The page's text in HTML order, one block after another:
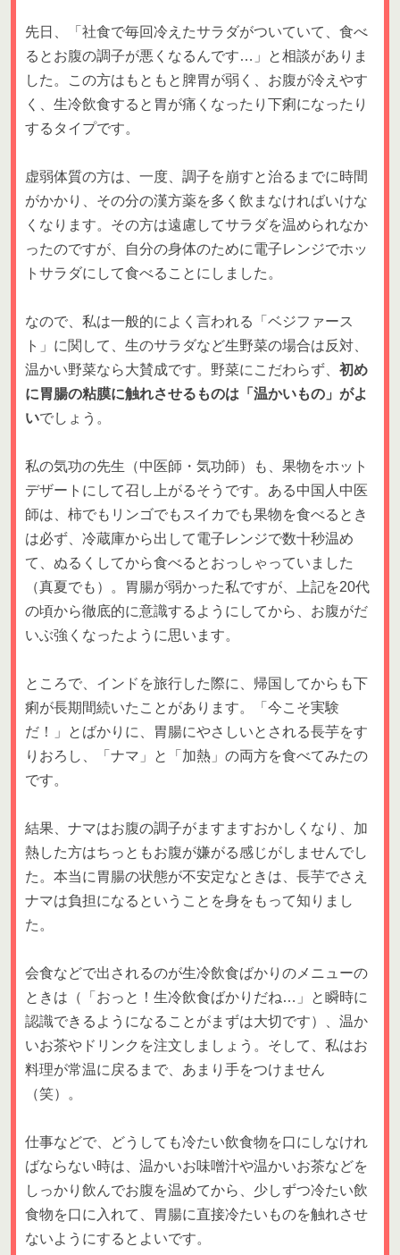
先日、「社食で毎回冷えたサラダがついていて、食べ
るとお腹の調子が悪くなるんです…」と相談がありま
した。この方はもともと脾胃が弱く、お腹が冷えやす
く、生冷飲食すると胃が痛くなったり下痢になったり
するタイプです。
虚弱体質の方は、一度、調子を崩すと治るまでに時間
がかかり、その分の漢方薬を多く飲まなければいけな
くなります。その方は遠慮してサラダを温められなか
ったのですが、自分の身体のために電子レンジでホッ
トサラダにして食べることにしました。
なので、私は一般的によく言われる「ベジファース
ト」に関して、生のサラダなど生野菜の場合は反対、
温かい野菜なら大賛成です。野菜にこだわらず、 初め
に胃腸の粘膜に触れさせるものは「温かいもの」がよ
いでしょう。
私の気功の先生（中医師・気功師）も、果物をホット
デザートにして召し上がるそうです。ある中国人中医
師は、柿でもリンゴでもスイカでも果物を食べるとき
は必ず、冷蔵庫から出して電子レンジで数十秒温め
て、ぬるくしてから食べるとおっしゃっていました
（真夏でも）。胃腸が弱かった私ですが、上記を20代
の頃から徹底的に意識するようにしてから、お腹がだ
いぶ強くなったように思います。
ところで、インドを旅行した際に、帰国してからも下
痢が長期間続いたことがあります。「今こそ実験
だ！」とばかりに、胃腸にやさしいとされる長芋をす
りおろし、「ナマ」と「加熱」の両方を食べてみたの
です。
結果、ナマはお腹の調子がますますおかしくなり、加
熱した方はちっともお腹が嫌がる感じがしませんでし
た。本当に胃腸の状態が不安定なときは、長芋でさえ
ナマは負担になるということを身をもって知りまし
た。
会食などで出されるのが生冷飲食ばかりのメニューの
ときは（「おっと！生冷飲食ばかりだね…」と瞬時に
認識できるようになることがまずは大切です）、温か
いお茶やドリンクを注文しましょう。そして、私はお
料理が常温に戻るまで、あまり手をつけません
（笑）。
仕事などで、どうしても冷たい飲食物を口にしなけれ
ばならない時は、温かいお味噌汁や温かいお茶などを
しっかり飲んでお腹を温めてから、少しずつ冷たい飲
食物を口に入れて、胃腸に直接冷たいものを触れさせ
ないようにするとよいです。